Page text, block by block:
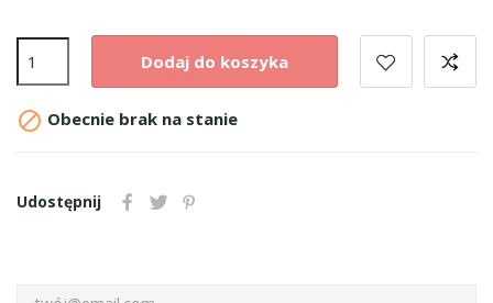
Dodaj do koszyka
 Obecnie brak na stanie
Udostępnij